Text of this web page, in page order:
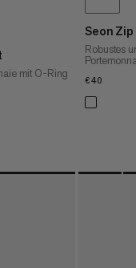
mit O-Ring
Seon
Robustes
€40